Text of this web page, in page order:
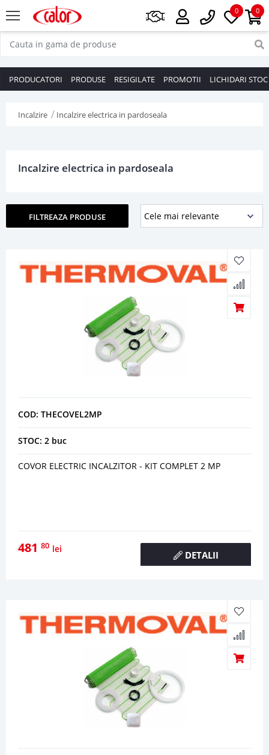
0
0
PRODUCATORI PRODUSE RESIGILATE PROMOTII LICHIDARI STOC
Incalzire Incalzire electrica in pardoseala
Incalzire electrica in pardoseala
FILTREAZA PRODUSE
COD: THECOVEL2MP
STOC: 2 buc
COVOR ELECTRIC INCALZITOR - KIT COMPLET 2 MP
481 80 lei
DETALII